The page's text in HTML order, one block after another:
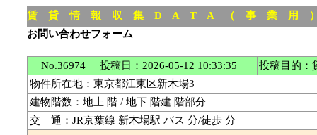
賃 貸 情 報 収 集 D A T A （ 事 業 用
お問い合わせフォーム
No.36974 投稿日：2026-05-12 10:33:35
投稿目的：
物件所在地：東京都江東区新木場3
建物階数：地上 階 / 地下 階建 階部分
交 通：JR京葉線 新木場駅 バス 分/徒歩 分